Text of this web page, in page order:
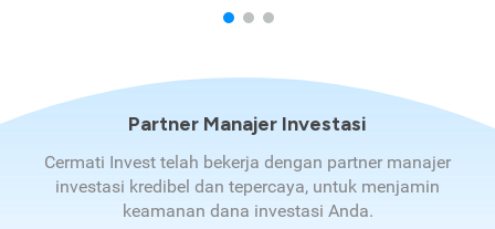
Partner Manajer Investasi
Cermati Invest telah bekerja dengan partner manajer
investasi kredibel dan tepercaya, untuk menjamin
keamanan dana investasi Anda.